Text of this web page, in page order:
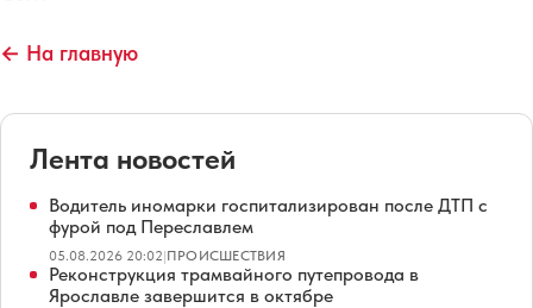
← На главную
Лента новостей
Водитель иномарки госпитализирован после ДТП с
фурой под Переславлем
05.08.2026 20:02|ПРОИСШЕСТВИЯ
Реконструкция трамвайного путепровода в
Ярославле завершится в октябре